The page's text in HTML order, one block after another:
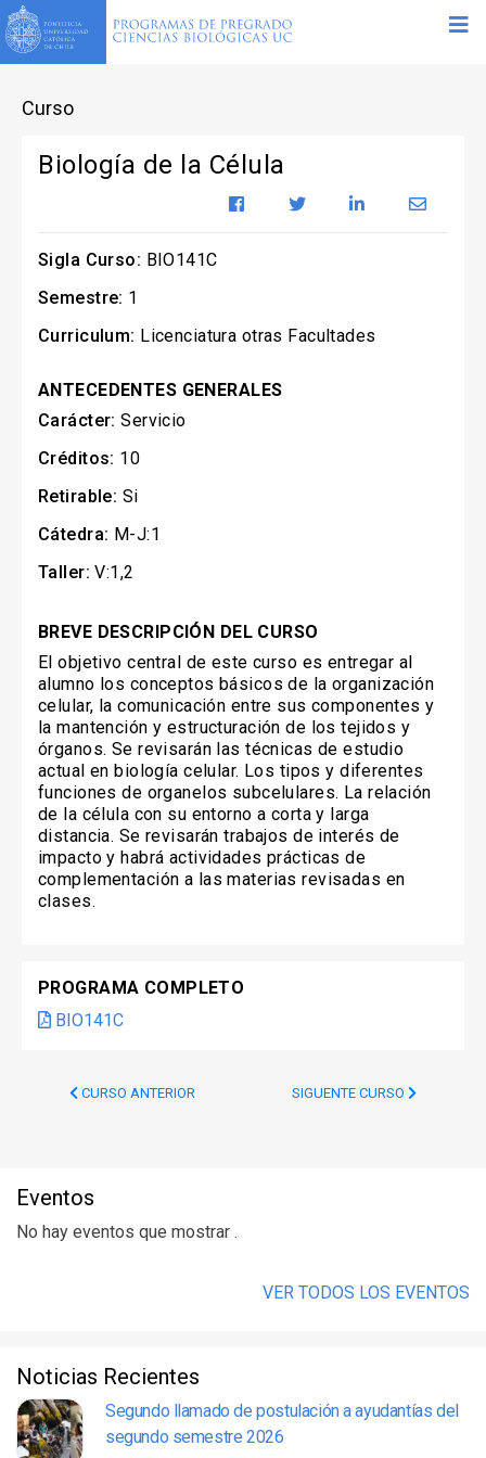
Curso
Biología de la Célula
Sigla Curso: BIO141C
Semestre: 1
Curriculum: Licenciatura otras Facultades
ANTECEDENTES GENERALES
Carácter: Servicio
Créditos: 10
Retirable: Si
Cátedra: M-J:1
Taller:V:1,2
BREVE DESCRIPCIÓN DEL CURSO
El objetivo central de este curso es entregar al
alumno los conceptos básicos de la organización
celular, la comunicación entre sus componentes y
la mantención y estructuración de los tejidos y
órganos. Se revisarán las técnicas de estudio
actual en biología celular. Los tipos y diferentes
funciones de organelos subcelulares. La relación
de la célula con su entorno a corta y larga
distancia. Se revisarán trabajos de interés de
impacto y habrá actividades prácticas de
complementación a las materias revisadas en
clases.
PROGRAMA COMPLETO
BIO141C
CURSO ANTERIOR SIGUENTE CURSO
Eventos
No hay eventos que mostrar .
VER TODOS LOS EVENTOS
Noticias Recientes
Segundo llamado de postulación a ayudantías del
segundo semestre 2026